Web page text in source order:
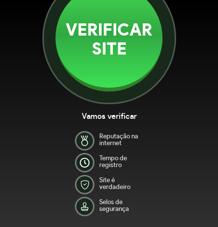
VERIFICAR
SITE
Vamos verificar
Reputação na
internet
Tempo de
registro
Site é
verdadeiro
Selos de
segurança